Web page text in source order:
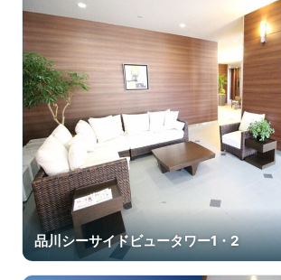
品川シーサイドビュータワー1・2